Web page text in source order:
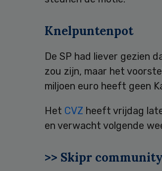
Knelpuntenpot
De SP had liever gezien
zou zijn, maar het
miljoen euro heeft geen
Het CVZ heeft vrijdag
en verwacht volgende
>> Skipr